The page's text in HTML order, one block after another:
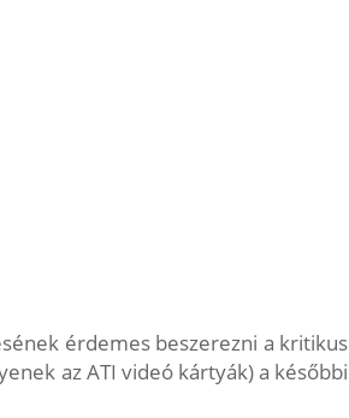
érdemes beszerezni a kritikus
az ATI videó kártyák) a későbbi